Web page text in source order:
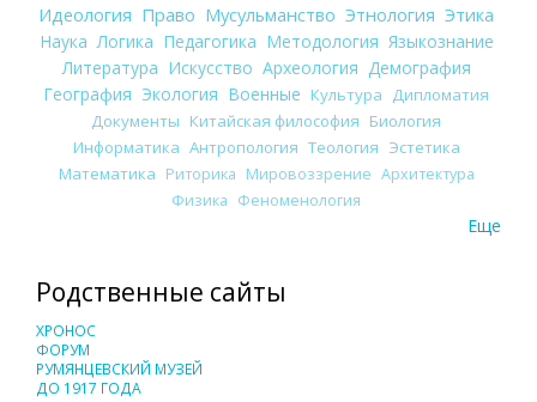
Идеология Право Мусульманство Этнология Этика
Наука Логика Педагогика Методология Языкознание
Литература Искусство Археология Демография
География Экология Военные Культура
Дипломатия
Документы Китайская философия Биология
Информатика Антропология Теология Эстетика
Математика Риторика Мировоззрение Архитектура
Физика Феноменология
Еще
Родственные сайты
ХРОНОС
ФОРУМ
РУМЯНЦЕВСКИЙ МУЗЕЙ
ДО 1917 ГОДА